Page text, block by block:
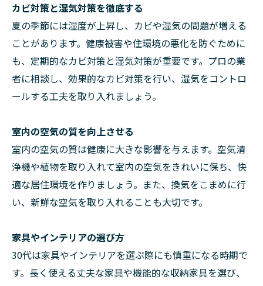
カビ対策と湿気対策を徹底する
夏の季節には湿度が上昇し、カビや湿気の問題が増える
ことがあります。健康被害や住環境の悪化を防ぐために
も、定期的なカビ対策と湿気対策が重要です。プロの業
者に相談し、効果的なカビ対策を行い、湿気をコントロ
ールする工夫を取り入れましょう。
室内の空気の質を向上させる
室内の空気の質は健康に大きな影響を与えます。空気清
浄機や植物を取り入れて室内の空気をきれいに保ち、快
適な居住環境を作りましょう。また、換気をこまめに行
い、新鮮な空気を取り入れることも大切です。
家具やインテリアの選び方
30代は家具やインテリアを選ぶ際にも慎重になる時期で
す。長く使える丈夫な家具や機能的な収納家具を選び、